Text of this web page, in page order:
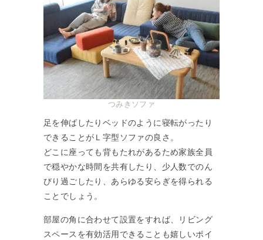
つみきソファ
足を伸ばしたりベッドのように寝転がったり
できることがＬ字型ソファの良さ。
どこに座っても背もたれがあるため家族全員
で穏やかな時間を共有したり、少人数でのん
びり過ごしたり、あらゆる安らぎを得られる
ことでしょう。
部屋の角に合わせて設置をすれば、リビング
スペースを有効活用できることも嬉しいポイ